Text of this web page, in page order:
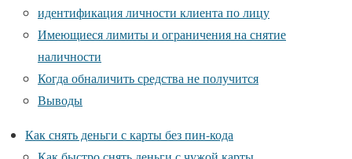
идентификация личности клиента по лицу
Имеющиеся лимиты и ограничения на снятие
наличности
Когда обналичить средства не получится
Выводы
Как снять деньги с карты без пин-кода